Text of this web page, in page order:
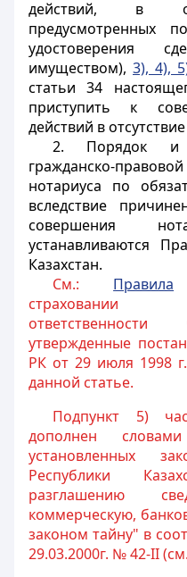
действий, в
предусмотренных
удостоверения
имуществом), 3), 4),
статьи 34
приступить к
действий в
2. Порядок и
гражданско-
нотариуса по
вследствие
совершения
устанавливаются
Казахстан.
См.: Правила
страховании
утвержденные
РК от 29 июля 1998
данной статье.
Подпункт 5)
дополнен
установленных
Республики
разглашению
коммерческую,
законом тайну" в
29.03.2000г. № 42-II (см.